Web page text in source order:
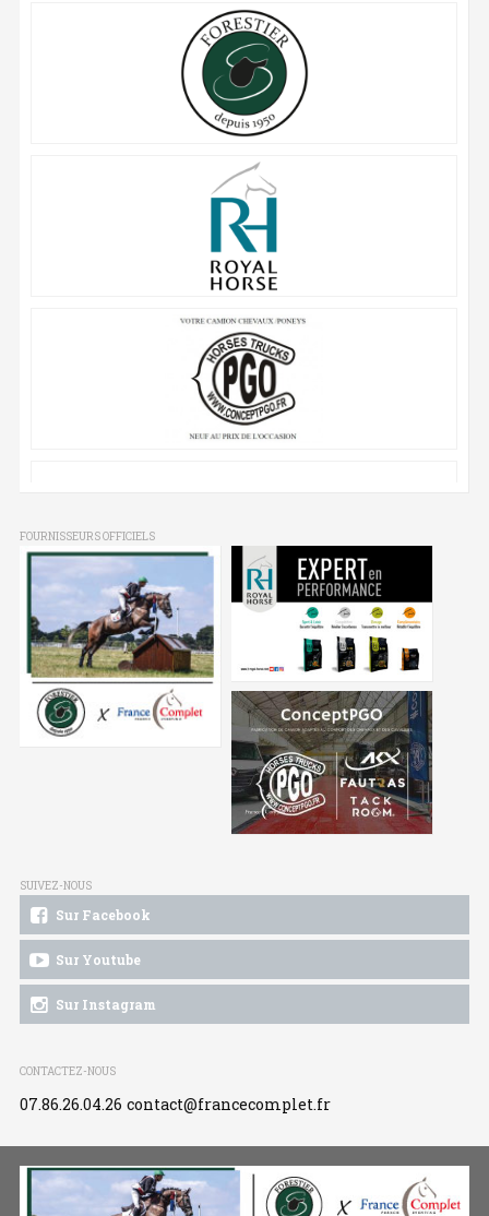
FOURNISSEURS OFFICIELS
SUIVEZ-NOUS
Sur Facebook
Sur Youtube
Sur Instagram
CONTACTEZ-NOUS
07.86.26.04.26 contact@francecomplet.fr